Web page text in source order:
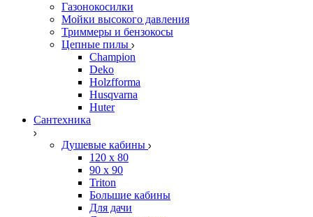
Газонокосилки
Мойки высокого давления
Триммеры и бензокосы
Цепные пилы
Champion
Deko
Holzfforma
Husqvarna
Huter
Сантехника
Душевые кабины
120 x 80
90 х 90
Triton
Большие кабины
Для дачи